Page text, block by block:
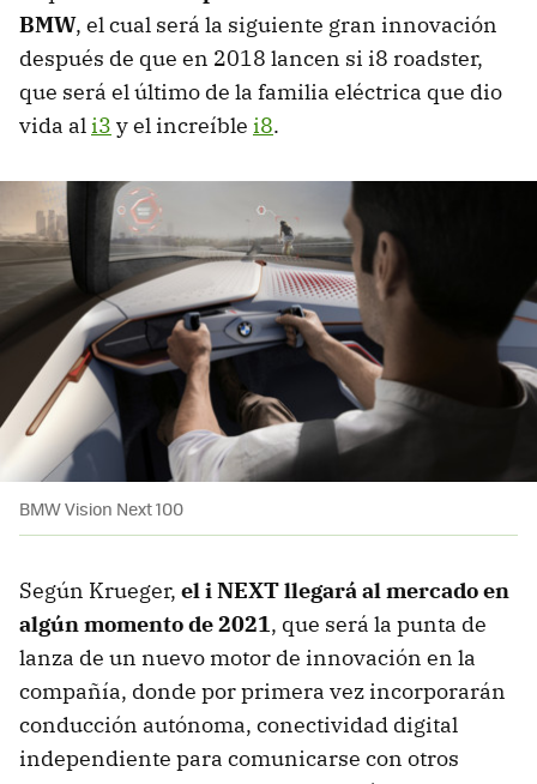
BMW, el cual será la siguiente gran innovación
después de que en 2018 lancen si i8 roadster,
que será el último de la familia eléctrica que dio
vida ali3 y el increíble i8.
BMW Vision Next 100
Según Krueger, el i NEXT llegará al mercado en
algún momento de 2021, que será la punta de
lanza de un nuevo motor de innovación en la
compañía, donde por primera vez incorporarán
conducción autónoma, conectividad digital
independiente para comunicarse con otros